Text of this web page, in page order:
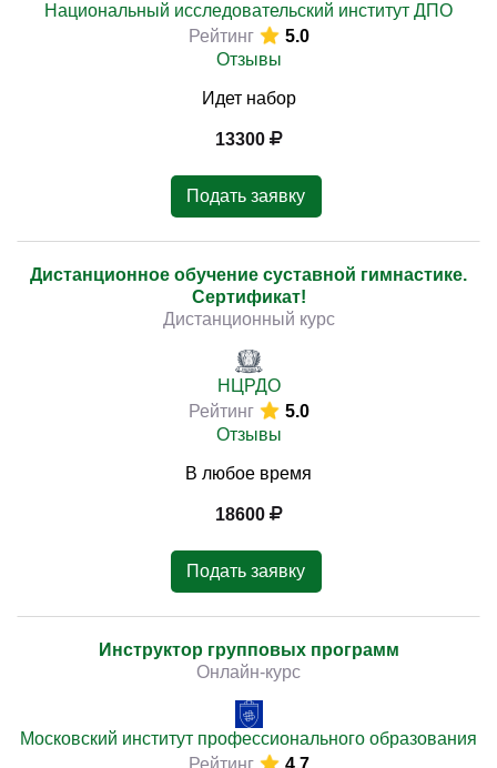
Национальный исследовательский институт ДПО
Рейтинг
5.0
Отзывы
Идет набор
13300
Подать заявку
Дистанционное обучение суставной гимнастике.
Сертификат!
Дистанционный курс
НЦРДО
Рейтинг
5.0
Отзывы
В любое время
18600
Подать заявку
Инструктор групповых программ
Онлайн-курс
Московский институт профессионального образования
Рейтинг
4.7